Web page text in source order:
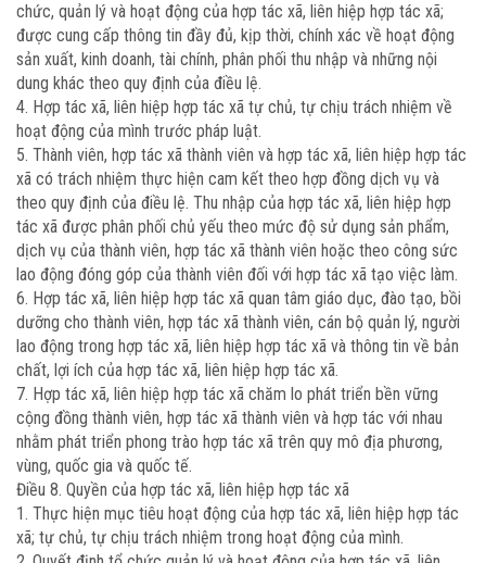
chức, quản lý và hoạt động của hợp tác xã, liên hiệp hợp tác xã;
được cung cấp thông tin đầy đủ, kịp thời, chính xác về hoạt động
sản xuất, kinh doanh, tài chính, phân phối thu nhập và những nội
dung khác theo quy định của điều lệ.
4. Hợp tác xã, liên hiệp hợp tác xã tự chủ, tự chịu trách nhiệm về
hoạt động của mình trước pháp luật.
5. Thành viên, hợp tác xã thành viên và hợp tác xã, liên hiệp hợp tác
xã có trách nhiệm thực hiện cam kết theo hợp đồng dịch vụ và
theo quy định của điều lệ. Thu nhập của hợp tác xã, liên hiệp hợp
tác xã được phân phối chủ yếu theo mức độ sử dụng sản phẩm,
dịch vụ của thành viên, hợp tác xã thành viên hoặc theo công sức
lao động đóng góp của thành viên đối với hợp tác xã tạo việc làm.
6. Hợp tác xã, liên hiệp hợp tác xã quan tâm giáo dục, đào tạo, bồi
dưỡng cho thành viên, hợp tác xã thành viên, cán bộ quản lý, người
lao động trong hợp tác xã, liên hiệp hợp tác xã và thông tin về bản
chất, lợi ích của hợp tác xã, liên hiệp hợp tác xã.
7. Hợp tác xã, liên hiệp hợp tác xã chăm lo phát triển bền vững
cộng đồng thành viên, hợp tác xã thành viên và hợp tác với nhau
nhằm phát triển phong trào hợp tác xã trên quy mô địa phương,
vùng, quốc gia và quốc tế.
Điều 8. Quyền của hợp tác xã, liên hiệp hợp tác xã
1. Thực hiện mục tiêu hoạt động của hợp tác xã, liên hiệp hợp tác
xã; tự chủ, tự chịu trách nhiệm trong hoạt động của mình.